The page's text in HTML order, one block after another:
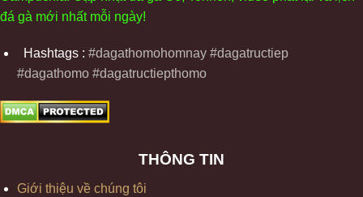
đá gà mới nhất mỗi ngày!
Hashtags : #dagathomohomnay #dagatructiep
#dagathomo #dagatructiepthomo
THÔNG TIN
Giới thiệu về chúng tôi